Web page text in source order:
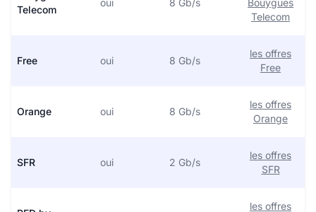
Telecom
oui 8 Gb/s
Bouygues
Telecom
Free oui 8 Gb/s
les offres
Free
Orange oui 8 Gb/s
les offres
Orange
SFR oui 2 Gb/s
les offres
SFR
les offres